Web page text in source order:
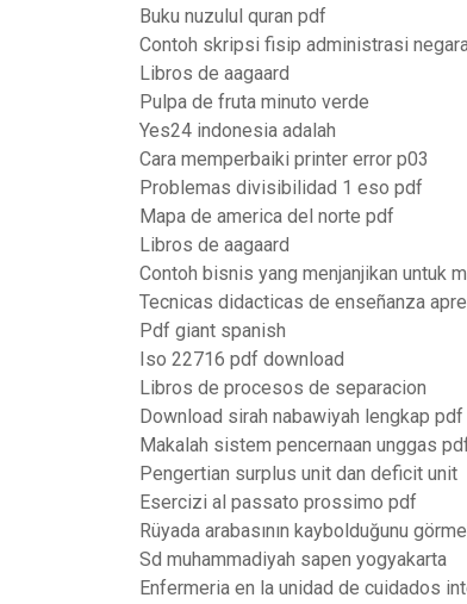
Buku nuzulul quran pdf
Contoh skripsi fisip administrasi
Libros de aagaard
Pulpa de fruta minuto verde
Yes24 indonesia adalah
Cara memperbaiki printer error p03
Problemas divisibilidad 1 eso pdf
Mapa de america del norte pdf
Libros de aagaard
Contoh bisnis yang menjanjikan untuk
Tecnicas didacticas de enseñanza
Pdf giant spanish
Iso 22716 pdf download
Libros de procesos de separacion
Download sirah nabawiyah lengkap pdf
Makalah sistem pencernaan unggas
Pengertian surplus unit dan deficit unit
Esercizi al passato prossimo pdf
Rüyada arabasının kaybolduğunu
Sd muhammadiyah sapen yogyakarta
Enfermeria en la unidad de cuidados